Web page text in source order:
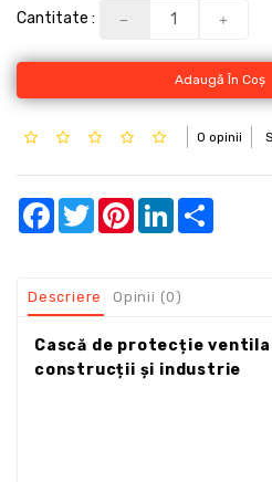
Cantitate :
Adaugă În Coş
0 opinii
Facebook
TwitterPinterestLinkedIn
Descriere Opinii (0)
Cască de protecție
construcții și industrie